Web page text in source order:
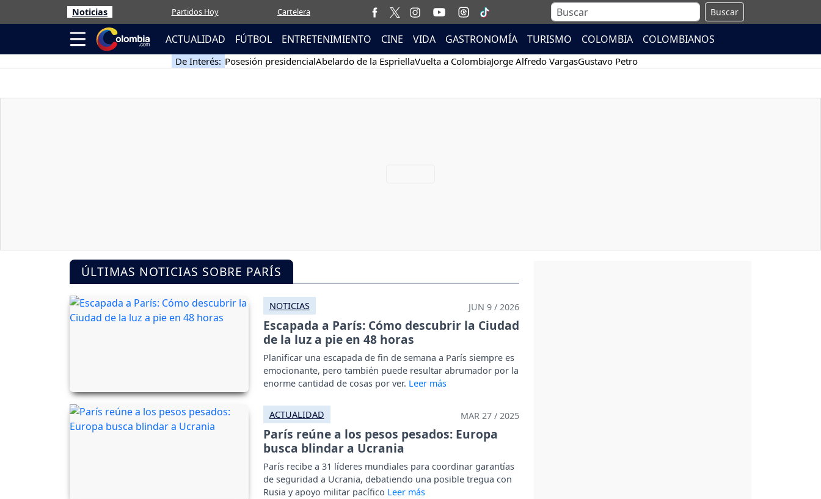
Noticias Partidos Hoy Cartelera Buscar
ACTUALIDAD FÚTBOL ENTRETENIMIENTO CINE VIDA GASTRONOMÍA TURISMO COLOMBIA COLOMBIANOS
De Interés: Posesión presidencialAbelardo de la EspriellaVuelta a ColombiaJorge Alfredo VargasGustavo Petro
ÚLTIMAS NOTICIAS SOBRE PARÍS
NOTICIAS JUN 9 / 2026
Escapada a París: Cómo descubrir la Ciudad
de la luz a pie en 48 horas
Planificar una escapada de fin de semana a París siempre es
emocionante, pero también puede resultar abrumador por la
enorme cantidad de cosas por ver.
ACTUALIDAD MAR 27 / 2025
París reúne a los pesos pesados: Europa
busca blindar a Ucrania
París recibe a 31 líderes mundiales para coordinar garantías
de seguridad a Ucrania, debatiendo una posible tregua con
Rusia y apoyo militar pacífico